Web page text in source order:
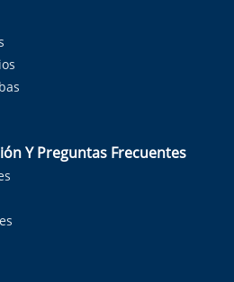
Y Preguntas Frecuentes